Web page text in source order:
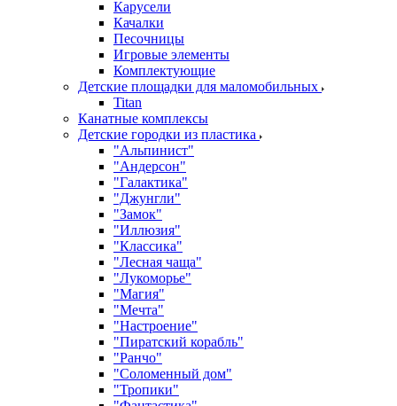
Карусели
Качалки
Песочницы
Игровые элементы
Комплектующие
Детские площадки для маломобильных
Titan
Канатные комплексы
Детские городки из пластика
"Альпинист"
"Андерсон"
"Галактика"
"Джунгли"
"Замок"
"Иллюзия"
"Классика"
"Лесная чаща"
"Лукоморье"
"Магия"
"Мечта"
"Настроение"
"Пиратский корабль"
"Ранчо"
"Соломенный дом"
"Тропики"